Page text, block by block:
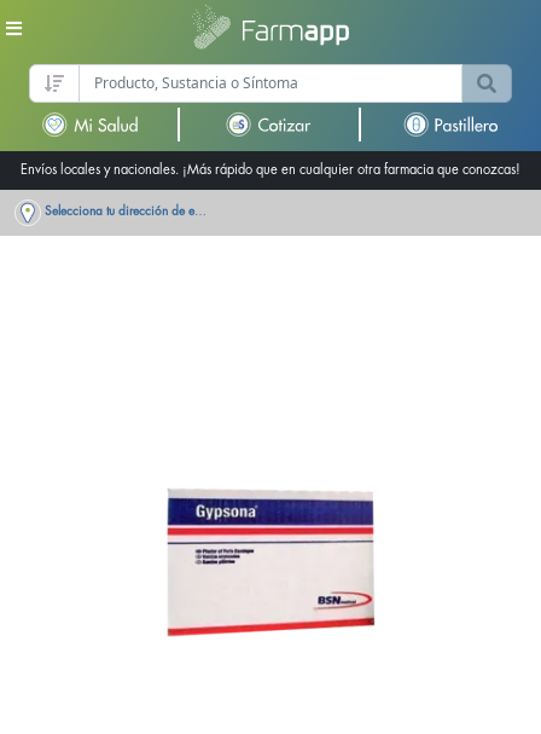
Envíos locales y nacionales. ¡Más rápido que en cualquier otra farmacia que conozcas!
Selecciona tu dirección de entrega